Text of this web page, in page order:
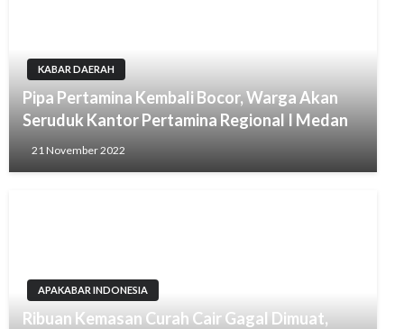
KABAR DAERAH
Pipa Pertamina Kembali Bocor, Warga Akan
Seruduk Kantor Pertamina Regional I Medan
21 November 2022
APAKABAR INDONESIA
Ribuan Kemasan Curah Cair Gagal Dimuat,